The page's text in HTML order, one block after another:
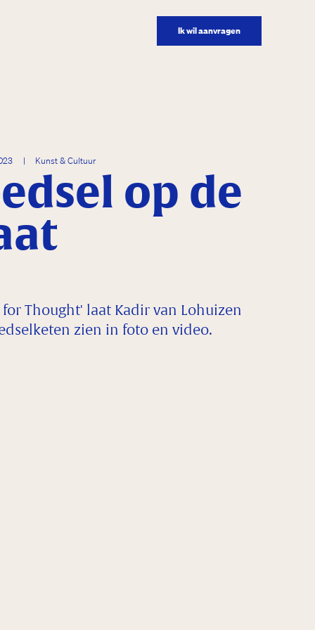
Ik wil aanvragen
| Kunst & Cultuur
op de
for Thought' laat Kadir van Lohuizen
zien in foto en video.